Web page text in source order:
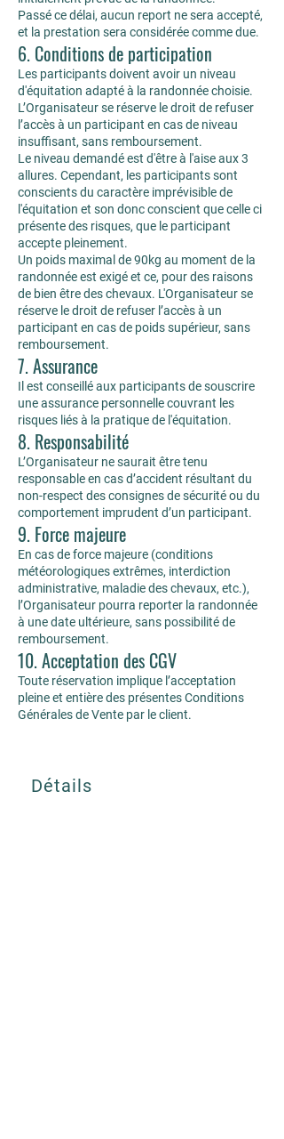
Passé ce délai, aucun report ne sera accepté,
et la prestation sera considérée comme due.
6. Conditions de participation
Les participants doivent avoir un niveau
d'équitation adapté à la randonnée choisie.
L’Organisateur se réserve le droit de refuser
l’accès à un participant en cas de niveau
insuffisant, sans remboursement.
Le niveau demandé est d'être à l'aise aux 3
allures. Cependant, les participants sont
conscients du caractère imprévisible de
l'équitation et son donc conscient que celle ci
présente des risques, que le participant
accepte pleinement.
Un poids maximal de 90kg au moment de la
randonnée est exigé et ce, pour des raisons
de bien être des chevaux. L'Organisateur se
réserve le droit de refuser l’accès à un
participant en cas de poids supérieur, sans
remboursement.
7. Assurance
Il est conseillé aux participants de souscrire
une assurance personnelle couvrant les
risques liés à la pratique de l'équitation.
8. Responsabilité
L’Organisateur ne saurait être tenu
responsable en cas d’accident résultant du
non-respect des consignes de sécurité ou du
comportement imprudent d’un participant.
9. Force majeure
En cas de force majeure (conditions
météorologiques extrêmes, interdiction
administrative, maladie des chevaux, etc.),
l’Organisateur pourra reporter la randonnée
à une date ultérieure, sans possibilité de
remboursement.
10. Acceptation des CGV
Toute réservation implique l’acceptation
pleine et entière des présentes Conditions
Générales de Vente par le client.
Détails